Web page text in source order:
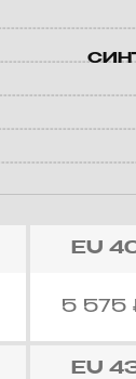
EU
5 575
EU